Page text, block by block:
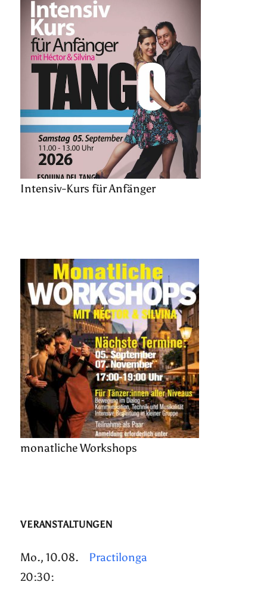
Intensiv-Kurs für Anfänger
monatliche Workshops
VERANSTALTUNGEN
Mo., 10.08.
20:30:
Practilonga